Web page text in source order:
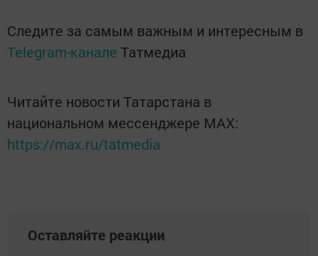
Следите за самым важным и интересным в
Telegram-канале Татмедиа
Читайте новости Татарстана в
национальном мессенджере MАХ:
https://max.ru/tatmedia
Оставляйте реакции